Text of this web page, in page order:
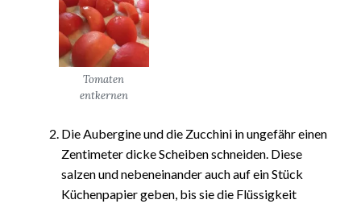
Tomaten
entkernen
Die Aubergine und die Zucchini in ungefähr einen
Zentimeter dicke Scheiben schneiden. Diese
salzen und nebeneinander auch auf ein Stück
Küchenpapier geben, bis sie die Flüssigkeit